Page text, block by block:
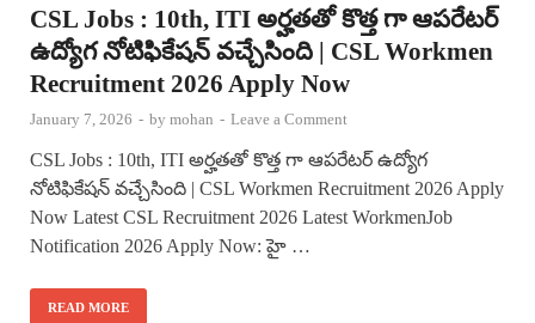
CSL Jobs : 10th, ITI అర్హతతో కొత్త గా ఆపరేటర్
ఉద్యోగ నోటిఫికేషన్ వచ్చేసింది | CSL Workmen
Recruitment 2026 Apply Now
January 7, 2026 - by mohan - Leave a Comment
CSL Jobs : 10th, ITI అర్హతతో కొత్త గా ఆపరేటర్ ఉద్యోగ
నోటిఫికేషన్ వచ్చేసింది | CSL Workmen Recruitment 2026 Apply
Now Latest CSL Recruitment 2026 Latest WorkmenJob
Notification 2026 Apply Now: హై …
READ MORE